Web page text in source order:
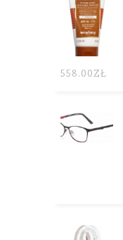
558.00ZŁ